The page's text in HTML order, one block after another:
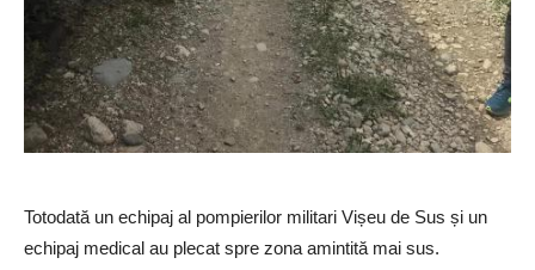
Totodată un echipaj al pompierilor militari Vișeu de Sus și un
echipaj medical au plecat spre zona amintită mai sus.